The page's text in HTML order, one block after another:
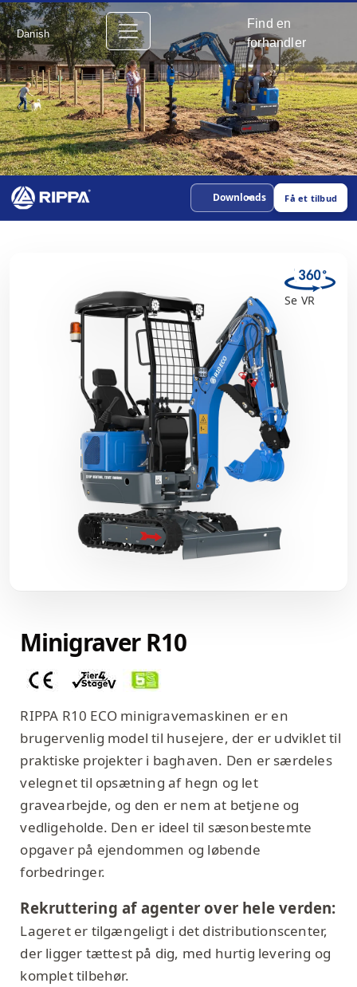
Danish
Find en
forhandler
Downloads Få et tilbud
Se VR
Minigraver R10
RIPPA R10 ECO minigravemaskinen er en
brugervenlig model til husejere, der er udviklet til
praktiske projekter i baghaven. Den er særdeles
velegnet til opsætning af hegn og let
gravearbejde, og den er nem at betjene og
vedligeholde. Den er ideel til sæsonbestemte
opgaver på ejendommen og løbende
forbedringer.
Rekruttering af agenter over hele verden:
Lageret er tilgængeligt i det distributionscenter,
der ligger tættest på dig, med hurtig levering og
komplet tilbehør.